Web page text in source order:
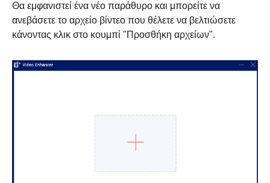
Θα εμφανιστεί ένα νέο παράθυρο και μπορείτε να
ανεβάσετε το αρχείο βίντεο που θέλετε να βελτιώσετε
κάνοντας κλικ στο κουμπί "Προσθήκη αρχείων".